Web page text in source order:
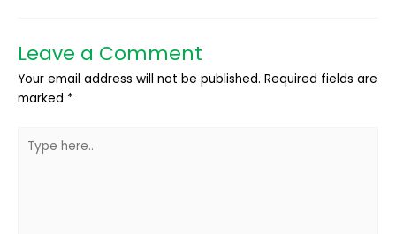
Leave a Comment
Your email address will not be published. Required fields are
marked *
here..